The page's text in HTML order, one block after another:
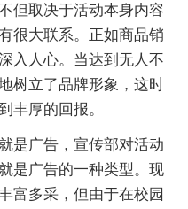
但取决于活动本身内容
很大联系。正如商品销
入人心。当达到无人不
树立了品牌形象，这时
丰厚的回报。
广告，宣传部对活动
是广告的一种类型。现
富多采，但由于在校园